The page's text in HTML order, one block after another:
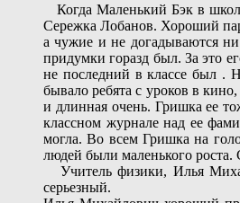
Когда Маленький Бэк в
Сережка Лобанов. Хороший
а чужие и не догадываются
придумки горазд был. За это
не последний в классе был .
бывало ребята с уроков в
и длинная очень. Гришка ее
классном журнале над ее
могла. Во всем Гришка на
людей были маленького роста.
Учитель физики, Илья
серьезный.